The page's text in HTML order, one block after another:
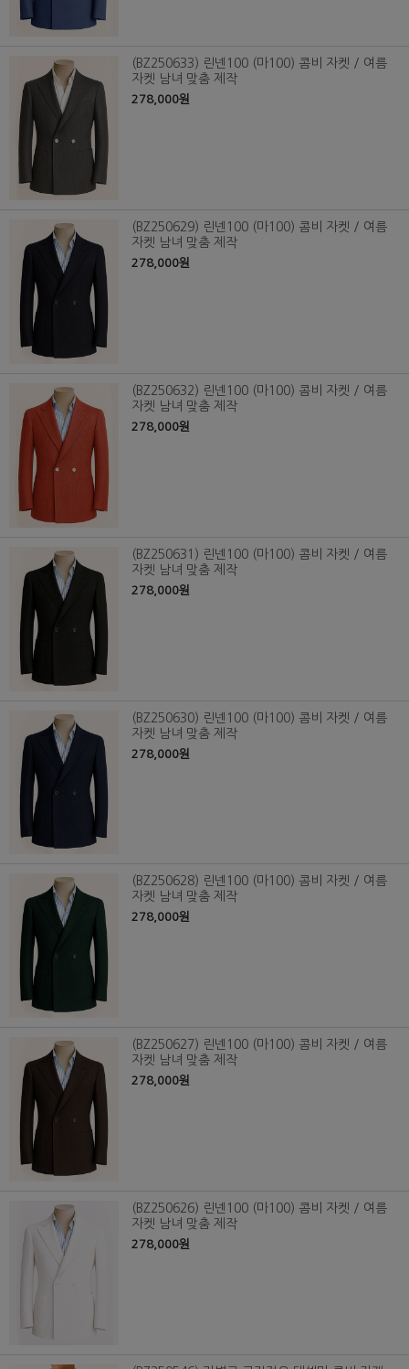
(BZ250633) 린넨100 (마100) 콤비 자켓 / 여름
자켓 남녀 맞춤 제작
278,000원
(BZ250629) 린넨100 (마100) 콤비 자켓 / 여름
자켓 남녀 맞춤 제작
278,000원
(BZ250632) 린넨100 (마100) 콤비 자켓 / 여름
자켓 남녀 맞춤 제작
278,000원
(BZ250631) 린넨100 (마100) 콤비 자켓 / 여름
자켓 남녀 맞춤 제작
278,000원
(BZ250630) 린넨100 (마100) 콤비 자켓 / 여름
자켓 남녀 맞춤 제작
278,000원
(BZ250628) 린넨100 (마100) 콤비 자켓 / 여름
자켓 남녀 맞춤 제작
278,000원
(BZ250627) 린넨100 (마100) 콤비 자켓 / 여름
자켓 남녀 맞춤 제작
278,000원
(BZ250626) 린넨100 (마100) 콤비 자켓 / 여름
자켓 남녀 맞춤 제작
278,000원